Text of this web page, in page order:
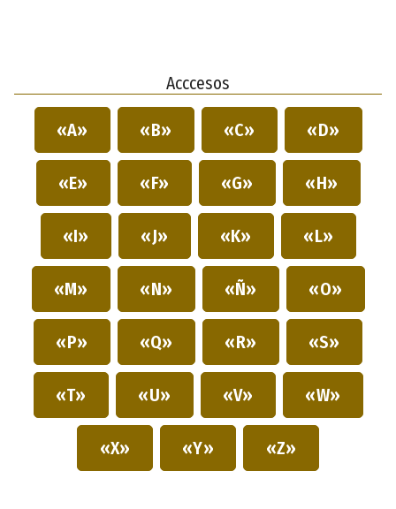
Acccesos
«A» «B» «C» «D»
«E» «F» «G» «H»
«I» «J» «K» «L»
«M» «N» «Ñ» «O»
«P» «Q» «R» «S»
«T» «U» «V» «W»
«X» «Y» «Z»